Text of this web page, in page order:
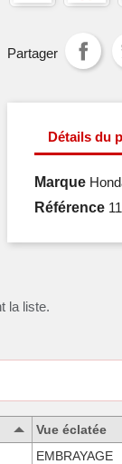
Partager
Détails du
Marque
Référence
la liste.
Vue éclatée
EMBRAYAGE